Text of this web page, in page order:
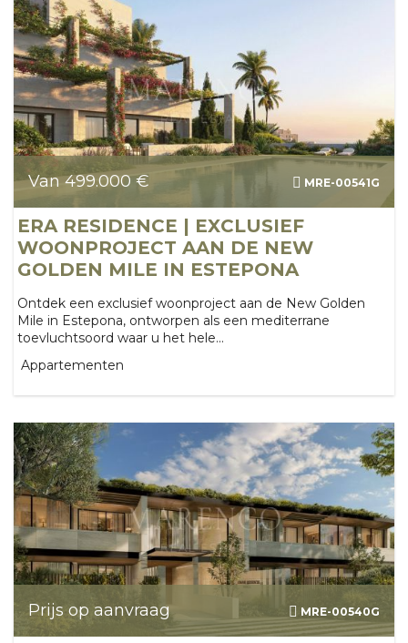
Van 499.000 € MRE-00541G
ERA RESIDENCE | EXCLUSIEF
WOONPROJECT AAN DE NEW
GOLDEN MILE IN ESTEPONA
Ontdek een exclusief woonproject aan de New Golden
Mile in Estepona, ontworpen als een mediterrane
toevluchtsoord waar u het hele...
Appartementen
Prijs op aanvraag MRE-00540G